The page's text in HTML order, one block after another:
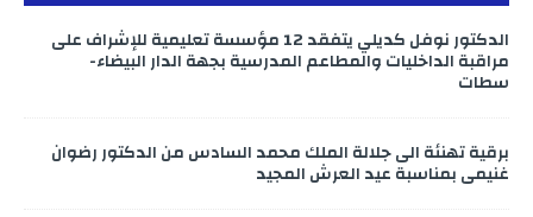
الدكتور نوفل كديلي يتفقد 12 مؤسسة تعليمية للإشراف على
مراقبة الداخليات والمطاعم المدرسية بجهة الدار البيضاء-
سطات
برقية تهنئة الى جلالة الملك محمد السادس من الدكتور رضوان
غنيمي بمناسبة عيد العرش المجيد